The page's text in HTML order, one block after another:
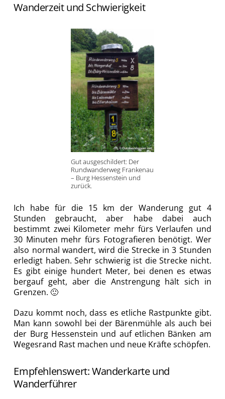
Wanderzeit und Schwierigkeit
Gut ausgeschildert: Der
Rundwanderweg Frankenau
– Burg Hessenstein und
zurück.
Ich habe für die 15 km der Wanderung gut 4
Stunden gebraucht, aber habe dabei auch
bestimmt zwei Kilometer mehr fürs Verlaufen und
30 Minuten mehr fürs Fotografieren benötigt. Wer
also normal wandert, wird die Strecke in 3 Stunden
erledigt haben. Sehr schwierig ist die Strecke nicht.
Es gibt einige hundert Meter, bei denen es etwas
bergauf geht, aber die Anstrengung hält sich in
Grenzen. 🙂
Dazu kommt noch, dass es etliche Rastpunkte gibt.
Man kann sowohl bei der Bärenmühle als auch bei
der Burg Hessenstein und auf etlichen Bänken am
Wegesrand Rast machen und neue Kräfte schöpfen.
Empfehlenswert: Wanderkarte und
Wanderführer